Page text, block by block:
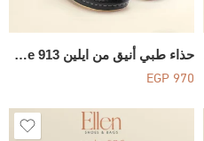
حذاء طبي أنيق من ايلين Code 913
EGP970